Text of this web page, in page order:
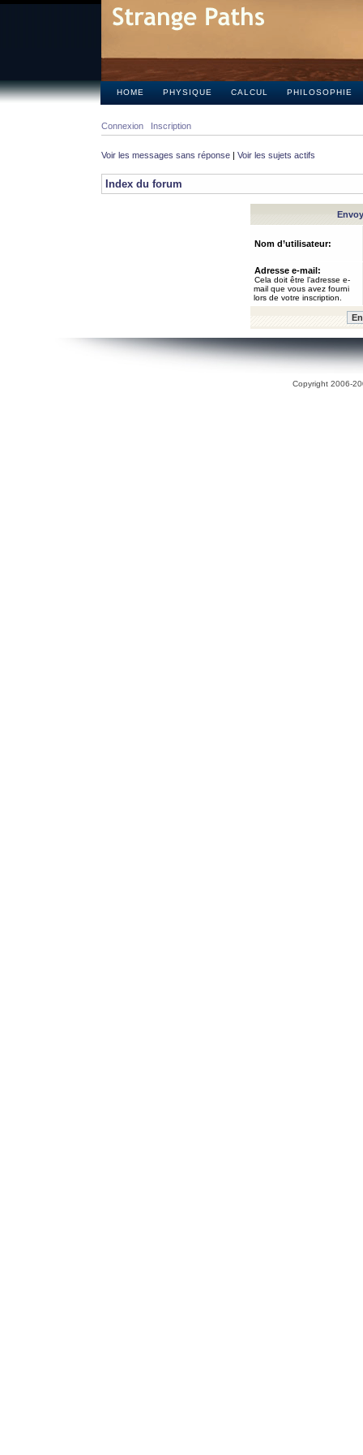
HOME PHYSIQUE CALCUL PHILOSOPHIE
Connexion Inscription
Voir les messages sans réponse | Voir les sujets actifs
Index du forum
Nom d’utilisateur:
Adresse e-mail:
Cela doit être l’adresse e-
mail que vous avez fourni
lors de votre inscription.
Copyright 2006-